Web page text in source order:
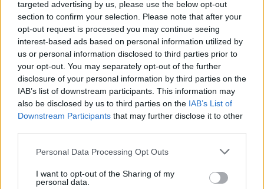
targeted advertising by us, please use the below opt-out
section to confirm your selection. Please note that after your
opt-out request is processed you may continue seeing
interest-based ads based on personal information utilized by
us or personal information disclosed to third parties prior to
your opt-out. You may separately opt-out of the further
disclosure of your personal information by third parties on the
IAB’s list of downstream participants. This information may
also be disclosed by us to third parties on the IAB’s List of
Downstream Participants that may further disclose it to other
Personal Data Processing Opt Outs
I want to opt-out of the Sharing of my
personal data.
Boeing 331 gépre kapott megrendelést, 50 milliárd dollár
értékben. A Wizz Airnek...
KEDVES OLVASÓNK!
A keresett cikk a portfolio.hu hírarchívumához
tartozik, melynek olvasása előfizetéses
regisztrációhoz kötött.
Az előfizetés a következőket tartalmazza:
Portfolio.hu teljes cikkarchívum
kötéslistái